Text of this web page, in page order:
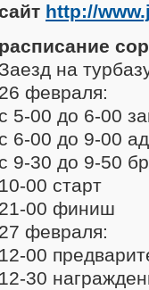
http://
расписание
Заезд на
26 февраля:
с 5-00 до 6-00
с 6-00 до 9-00
с 9-30 до 9-50
10-00 старт
21-00 финиш
27 февраля:
12-00
12-30